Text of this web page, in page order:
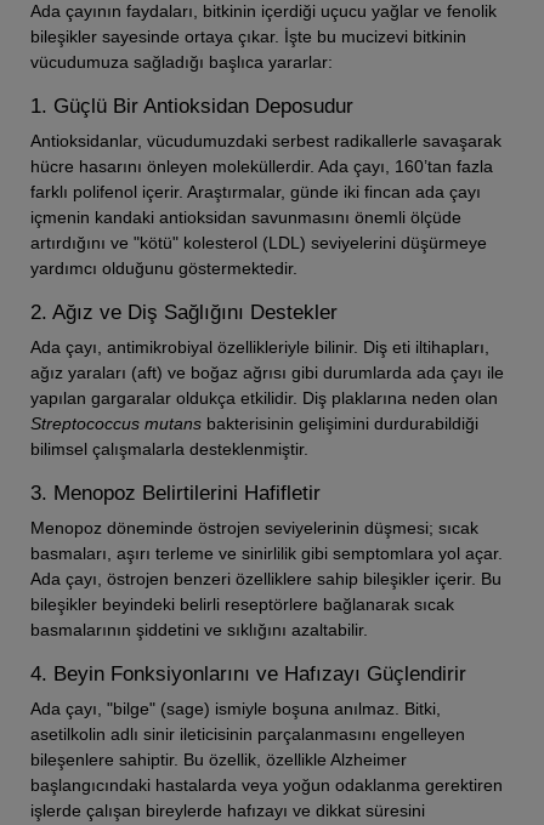
Ada çayının faydaları, bitkinin içerdiği uçucu yağlar ve fenolik
bileşikler sayesinde ortaya çıkar. İşte bu mucizevi bitkinin
vücudumuza sağladığı başlıca yararlar:
1. Güçlü Bir Antioksidan Deposudur
Antioksidanlar, vücudumuzdaki serbest radikallerle savaşarak
hücre hasarını önleyen moleküllerdir. Ada çayı, 160’tan fazla
farklı polifenol içerir. Araştırmalar, günde iki fincan ada çayı
içmenin kandaki antioksidan savunmasını önemli ölçüde
artırdığını ve "kötü" kolesterol (LDL) seviyelerini düşürmeye
yardımcı olduğunu göstermektedir.
2. Ağız ve Diş Sağlığını Destekler
Ada çayı, antimikrobiyal özellikleriyle bilinir. Diş eti iltihapları,
ağız yaraları (aft) ve boğaz ağrısı gibi durumlarda ada çayı ile
yapılan gargaralar oldukça etkilidir. Diş plaklarına neden olan
Streptococcus mutans bakterisinin gelişimini durdurabildiği
bilimsel çalışmalarla desteklenmiştir.
3. Menopoz Belirtilerini Hafifletir
Menopoz döneminde östrojen seviyelerinin düşmesi; sıcak
basmaları, aşırı terleme ve sinirlilik gibi semptomlara yol açar.
Ada çayı, östrojen benzeri özelliklere sahip bileşikler içerir. Bu
bileşikler beyindeki belirli reseptörlere bağlanarak sıcak
basmalarının şiddetini ve sıklığını azaltabilir.
4. Beyin Fonksiyonlarını ve Hafızayı Güçlendirir
Ada çayı, "bilge" (sage) ismiyle boşuna anılmaz. Bitki,
asetilkolin adlı sinir ileticisinin parçalanmasını engelleyen
bileşenlere sahiptir. Bu özellik, özellikle Alzheimer
başlangıcındaki hastalarda veya yoğun odaklanma gerektiren
işlerde çalışan bireylerde hafızayı ve dikkat süresini